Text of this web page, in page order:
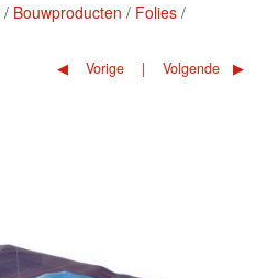
Bouwproducten
Folies
Vorige Volgende